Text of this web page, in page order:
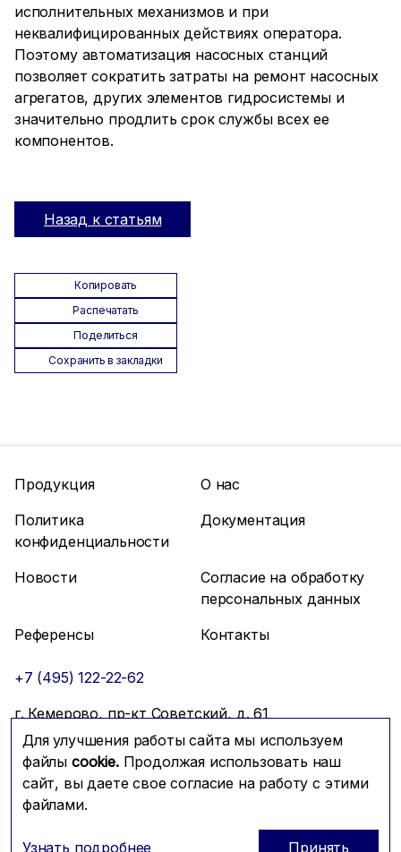
исполнительных механизмов и при
неквалифицированных действиях оператора.
Поэтому автоматизация насосных станций
позволяет сократить затраты на ремонт насосных
агрегатов, других элементов гидросистемы и
значительно продлить срок службы всех ее
компонентов.
Назад к статьям
Копировать
Распечатать
Поделиться
Сохранить в закладки
Для улучшения работы сайта мы используем
файлы cookie.Продолжая использовать наш
сайт, вы даете свое согласие на работу с этими
файлами.
Узнать подробнее Принять
Продукция
О нас
Политика
конфиденциальности
Документация
Новости
Согласие на обработку
персональных данных
Референсы
Контакты
+7 (495) 122-22-62
г. Кемерово, пр-кт Советский, д. 61
info@mfmc.ru
Связаться с нами
© 2026 Компания МФМК Prominado